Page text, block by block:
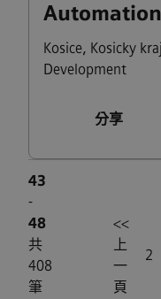
Kosice, Kosicky kraj
Development
分享
43
-
48
共
408
筆
<<
上
一
頁
2